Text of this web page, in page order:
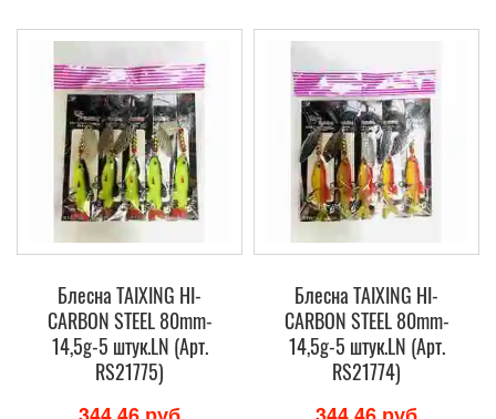
Блесна TAIXING HI-
CARBON STEEL 80mm-
14,5g-5 штук.LN (Арт.
RS21775)
Блесна TAIXING HI-
CARBON STEEL 80mm-
14,5g-5 штук.LN (Арт.
RS21774)